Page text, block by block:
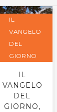
IL
VANGELO
DEL
GIORNO
IL
VANGELO
DEL
GIORNO,